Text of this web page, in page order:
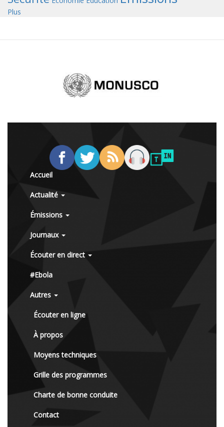
Plus
Accueil
Actualité
Émissions
Journaux
Écouter en direct
#Ebola
Autres
Écouter en ligne
À propos
Moyens techniques
Grille des programmes
Charte de bonne conduite
Contact